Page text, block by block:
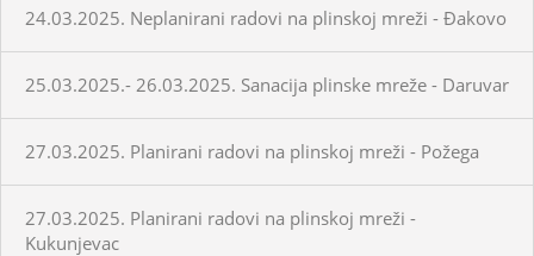
24.03.2025. Neplanirani radovi na plinskoj mreži - Đakovo
25.03.2025.- 26.03.2025. Sanacija plinske mreže - Daruvar
27.03.2025. Planirani radovi na plinskoj mreži - Požega
27.03.2025. Planirani radovi na plinskoj mreži -
Kukunjevac